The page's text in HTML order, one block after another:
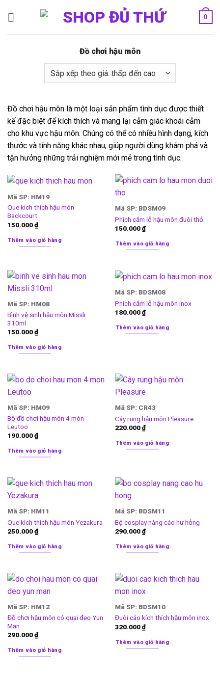
0
Đồ chơi hậu môn
Đồ chơi hậu môn là một loại sản phẩm tình dục được thiết
kế đặc biệt để kích thích và mang lại cảm giác khoái cảm
cho khu vực hậu môn. Chúng có thể có nhiều hình dạng, kích
thước và tính năng khác nhau, giúp người dùng khám phá và
tận hưởng những trải nghiệm mới mẻ trong tình dục.
Mã SP: HM19
Que kích thích hậu môn
Backcourt
150.000₫
Thêm vào giỏ hàng
Mã SP: BDSM09
Phích cắm lỗ hậu môn đuôi thỏ
150.000₫
Thêm vào giỏ hàng
Mã SP: HM08
Bình vệ sinh hậu môn Missli
310ml
150.000₫
Thêm vào giỏ hàng
Mã SP: BDSM08
Phích cắm lỗ hậu môn inox
180.000₫
Thêm vào giỏ hàng
Mã SP: HM09
Bộ đồ chơi hậu môn 4 món
Leutoo
190.000₫
Thêm vào giỏ hàng
Mã SP: CR43
Cây rung hậu môn Pleasure
220.000₫
Thêm vào giỏ hàng
Mã SP: HM11
Que kích thích hậu môn Yezakura
250.000₫
Thêm vào giỏ hàng
Mã SP: BDSM11
Bộ cosplay nàng cáo hư hỏng
290.000₫
Thêm vào giỏ hàng
Mã SP: HM12
Đồ chơi hậu môn có quai đeo Yun
Man
290.000₫
Thêm vào giỏ hàng
Mã SP: BDSM10
Đuôi cáo kích thích hậu môn inox
320.000₫
Thêm vào giỏ hàng